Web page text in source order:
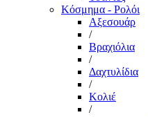
Κόσμημα - Ρολόι
Αξεσουάρ
/
Βραχιόλια
/
Δαχτυλίδια
/
Κολιέ
/